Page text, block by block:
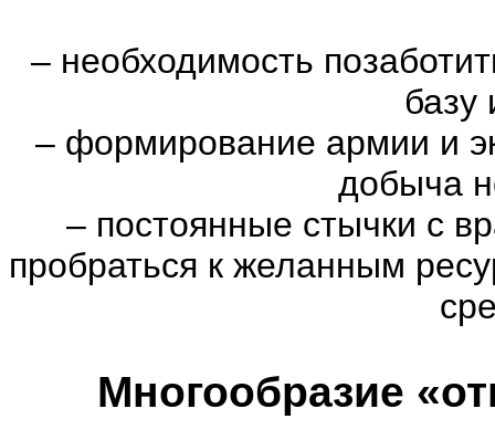
– необходимость
базу
–формирование армии и
добыча
– постоянные стычки с
пробраться к желанным
Многообразие